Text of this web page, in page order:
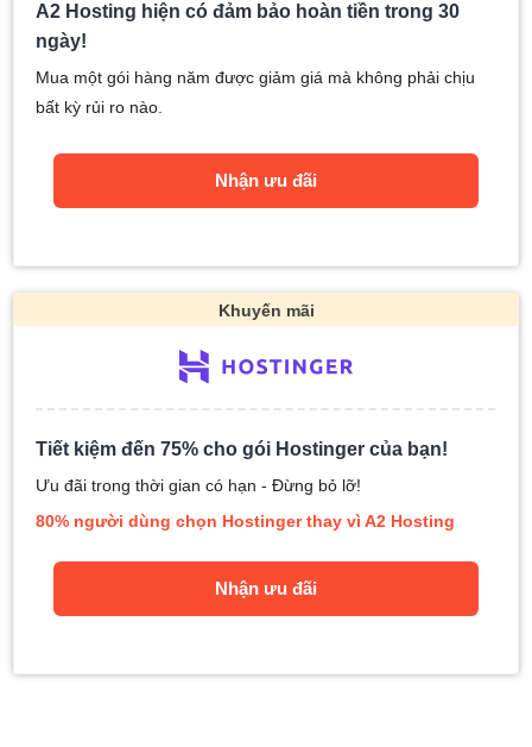
A2 Hosting hiện có đảm bảo hoàn tiền trong 30
ngày!
Mua một gói hàng năm được giảm giá mà không phải chịu
bất kỳ rủi ro nào.
Nhận ưu đãi
Khuyến mãi
Tiết kiệm đến 75% cho gói Hostinger của bạn!
Ưu đãi trong thời gian có hạn - Đừng bỏ lỡ!
80% người dùng chọn Hostinger thay vì A2 Hosting
Nhận ưu đãi